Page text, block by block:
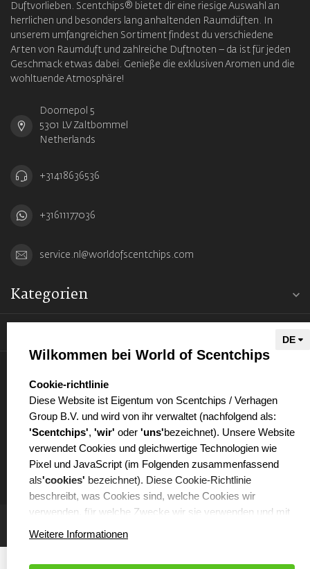
Duftvorlieben. Scentchips® bietet dir eine riesige Auswahl an
herrlichen und besonders lang anhaltenden Raumdüften. In
unserem umfangreichen Sortiment findest du verschiedene
Arten von Raumduft und zahlreiche Duftnoten – da ist für jeden
Geschmack etwas dabei. Genieße die exklusiven Aromen und die
wohltuende Atmosphäre!
Doornepol 5
5301 LV Zaltbommel
Netherlands
+31418636536
+31611177036
service.nl@worldofscentchips.com
Kategorien
Wilkommen bei World of Scentchips
select language
Cookie-richtlinie
Diese Website ist Eigentum von Scentchips / Verhagen
Group B.V. und wird von ihr verwaltet (nachfolgend als:
'Scentchips', 'wir' oder 'uns'bezeichnet). Unsere Website
verwendet Cookies und gleichwertige Technologien wie
Pixel und JavaScript (im Folgenden zusammenfassend
als'cookies' bezeichnet). Diese Cookie-Richtlinie
beschreibt, was Cookies sind, welche Cookies wir
verwenden, für welche Zwecke wir sie verwenden und mit
welchen Partnern wir dabei zusammenarbeiten.
Weitere Informationen